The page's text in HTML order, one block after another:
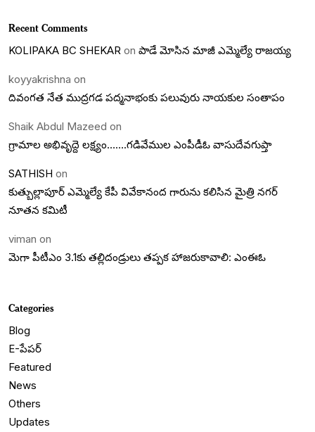
Recent Comments
KOLIPAKA BC SHEKAR on పాడే మోసిన మాజీ ఎమ్మెల్యే రాజయ్య
koyyakrishna on
దివంగత నేత ముద్రగడ పద్మనాభంకు పలువురు నాయకుల సంతాపం
Shaik Abdul Mazeed on
గ్రామాల అభివృద్దె లక్ష్యం…….గడివేముల ఎంపీడీఓ వాసుదేవగుప్తా
SATHISH on
కుత్బుల్లాపూర్ ఎమ్మెల్యే కేపీ వివేకానంద గారును కలిసిన మైత్రి నగర్
నూతన కమిటీ
viman on
మెగా పీటీఎం 3.1కు తల్లిదండ్రులు తప్పక హాజరుకావాలి: ఎంఈఓ
Categories
Blog
E-పేపర్
Featured
News
Others
Updates